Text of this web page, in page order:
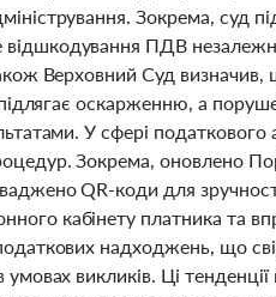
Зокрема, суд
відшкодування ПДВ
Верховний Суд
підлягає оскарженню, а
У сфері податкового
Зокрема, оновлено
QR-коди для
кабінету платника та
надходжень, що
викликів. Ці